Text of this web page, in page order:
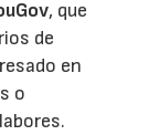
, que
de
en
o